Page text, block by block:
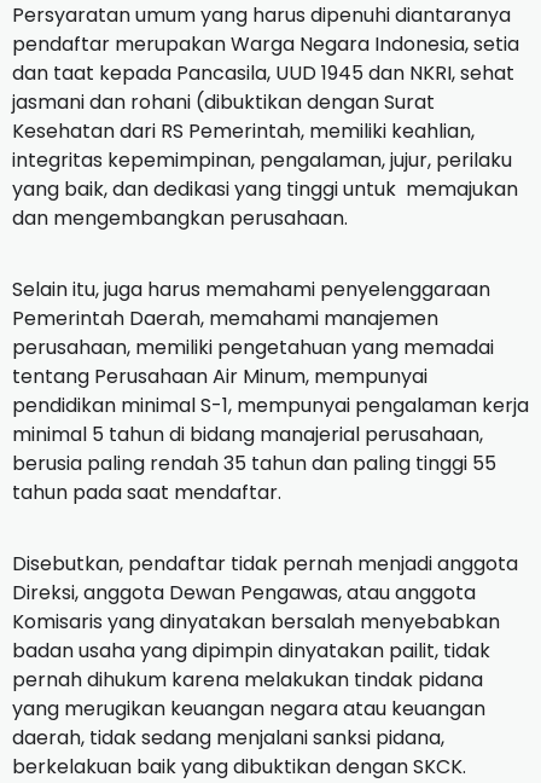
Persyaratan umum yang harus dipenuhi diantaranya
pendaftar merupakan Warga Negara Indonesia, setia
dan taat kepada Pancasila, UUD 1945 dan NKRI, sehat
jasmani dan rohani (dibuktikan dengan Surat
Kesehatan dari RS Pemerintah, memiliki keahlian,
integritas kepemimpinan, pengalaman, jujur, perilaku
yang baik, dan dedikasi yang tinggi untuk memajukan
dan mengembangkan perusahaan.
Selain itu, juga harus memahami penyelenggaraan
Pemerintah Daerah, memahami manajemen
perusahaan, memiliki pengetahuan yang memadai
tentang Perusahaan Air Minum, mempunyai
pendidikan minimal S-1, mempunyai pengalaman kerja
minimal 5 tahun di bidang manajerial perusahaan,
berusia paling rendah 35 tahun dan paling tinggi 55
tahun pada saat mendaftar.
Disebutkan, pendaftar tidak pernah menjadi anggota
Direksi, anggota Dewan Pengawas, atau anggota
Komisaris yang dinyatakan bersalah menyebabkan
badan usaha yang dipimpin dinyatakan pailit, tidak
pernah dihukum karena melakukan tindak pidana
yang merugikan keuangan negara atau keuangan
daerah, tidak sedang menjalani sanksi pidana,
berkelakuan baik yang dibuktikan dengan SKCK.